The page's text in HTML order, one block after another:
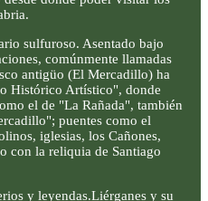
sulfuroso. Asentado bajo
comúnmente llamadas
antigüo (El Mercadillo) ha
Histórico Artístico", donde
el de "La Rañada", también
puentes como el
iglesias, los Cañones,
con la reliquia de Santiago
y leyendas.Liérganes y su